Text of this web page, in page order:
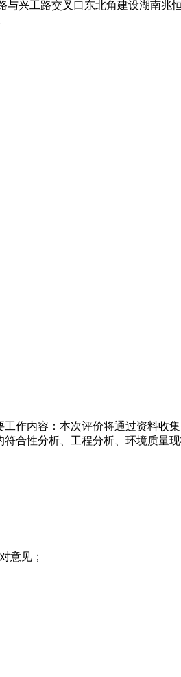
兴工路交叉口东北角建设湖南
作内容：本次评价将通过资料收
合性分析、工程分析、环境质量
意见；